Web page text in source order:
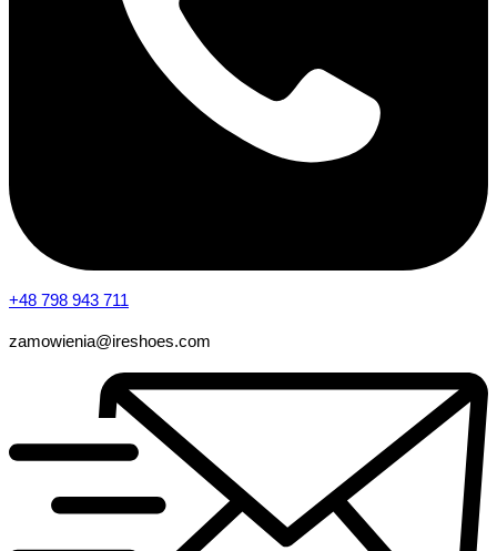
+48 798 943 711
zamowienia@ireshoes.com